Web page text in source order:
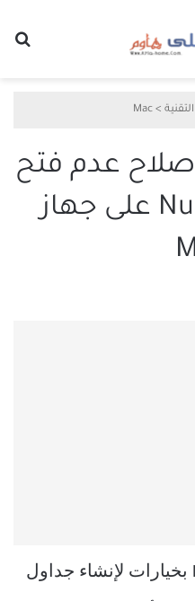
>
Mac
لإصلاح عدم فتح
تطبيق Numbers على جهاز
يتم تحميل تطبيق Numbers بخيارات لإنشاء جداول